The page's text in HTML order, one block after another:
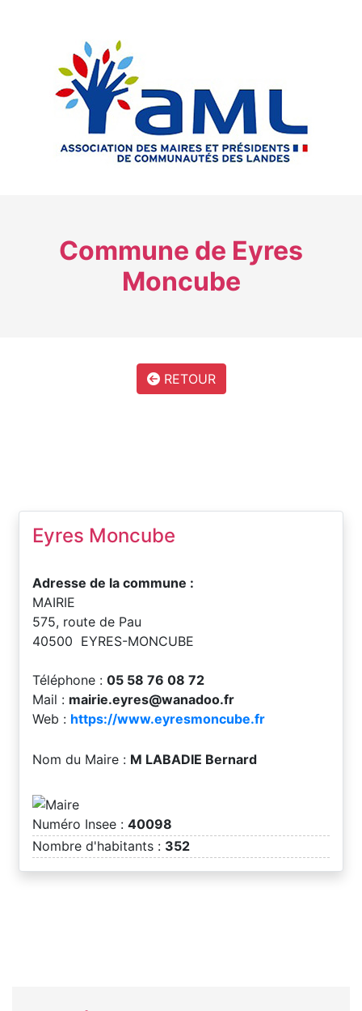
Commune de Eyres
Moncube
RETOUR
Eyres Moncube
Adresse de la commune :
MAIRIE
575, route de Pau
40500 EYRES-MONCUBE
Téléphone : 05 58 76 08 72
Mail : mairie.eyres@wanadoo.fr
Web : https://www.eyresmoncube.fr
Nom du Maire : M LABADIE Bernard
Numéro Insee : 40098
Nombre d'habitants : 352